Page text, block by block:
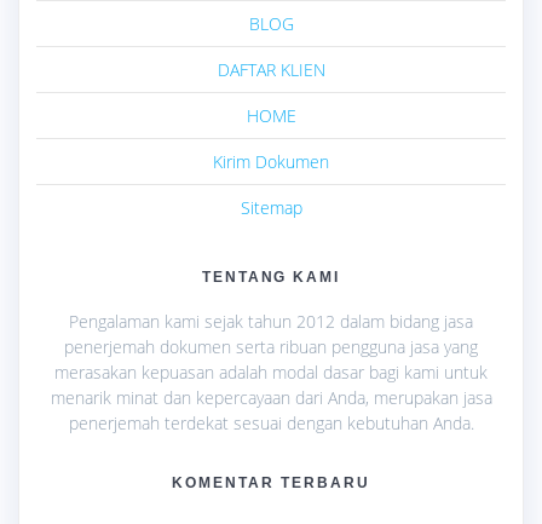
BLOG
DAFTAR KLIEN
HOME
Kirim Dokumen
Sitemap
TENTANG KAMI
Pengalaman kami sejak tahun 2012 dalam bidang jasa
penerjemah dokumen serta ribuan pengguna jasa yang
merasakan kepuasan adalah modal dasar bagi kami untuk
menarik minat dan kepercayaan dari Anda, merupakan jasa
penerjemah terdekat sesuai dengan kebutuhan Anda.
KOMENTAR TERBARU